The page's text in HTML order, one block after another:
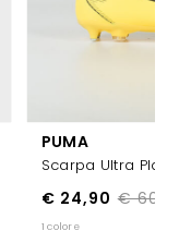
PUMA
Scarpa Ultra Play
€
€ 24,90
1 colore